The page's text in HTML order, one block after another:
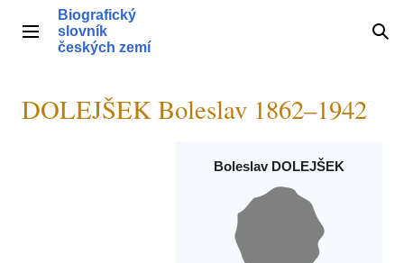
obsahHlavní menu
Biografický
slovník
českých zemí
DOLEJŠEK Boleslav 1862–1942
Boleslav DOLEJŠEK